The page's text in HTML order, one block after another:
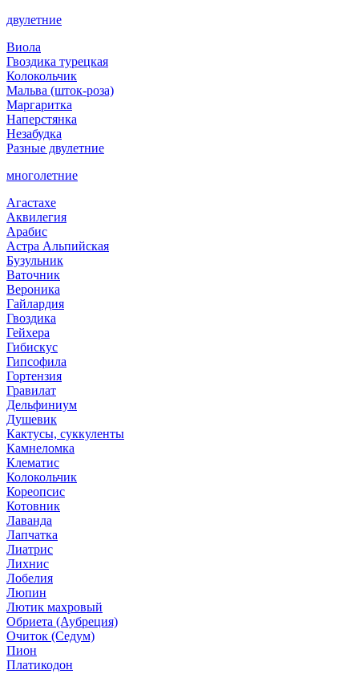
двулетние
Виола
Гвоздика турецкая
Колокольчик
Мальва (шток-роза)
Маргаритка
Наперстянка
Незабудка
Разные двулетние
многолетние
Агастахе
Аквилегия
Арабис
Астра Альпийская
Бузульник
Ваточник
Вероника
Гайлардия
Гвоздика
Гейхера
Гибискус
Гипсофила
Гортензия
Гравилат
Дельфиниум
Душевик
Кактусы, суккуленты
Камнеломка
Клематис
Колокольчик
Кореопсис
Котовник
Лаванда
Лапчатка
Лиатрис
Лихнис
Лобелия
Люпин
Лютик махровый
Обриета (Аубреция)
Очиток (Седум)
Пион
Платикодон